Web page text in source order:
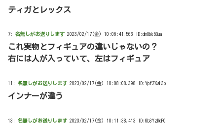
ティガとレックス
7: 名無しがお送りします 2023/02/17(金) 10:06:41.563 ID:dmUbk5Qua
これ実物とフィギュアの違いじゃないの？
右には人が入っていて、左はフィギュア
11: 名無しがお送りします 2023/02/17(金) 10:08:08.398 ID:YpfZKaH3p
インナーが違う
13: 名無しがお送りします 2023/02/17(金) 10:11:38.413 ID:6b3YzMqP0